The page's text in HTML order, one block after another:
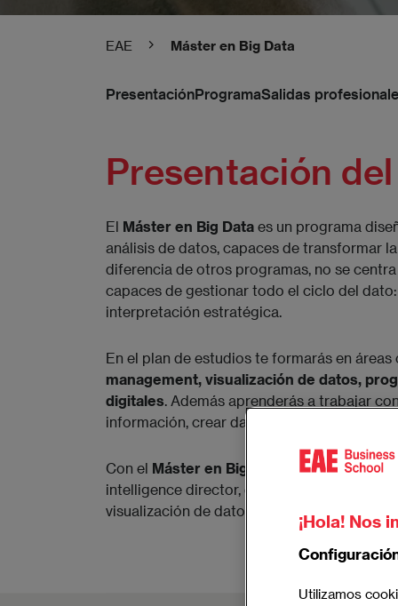
EAE Máster en Big Data
PresentaciónProgramaSalidas
Presentación
El Máster en Big Data es un programa
análisis de datos, capaces de transformar
diferencia de otros programas, no se
capaces de gestionar todo el ciclo del
interpretación estratégica.
En el plan de estudios te formarás en áreas
management, visualización de datos,
digitales. Además aprenderás a trabajar
información, crear dashboards y detectar
Con el Máster en Big Data
podrás acceder
intelligence director, data science manager,
visualización de datos.
¡Hola! Nos
Utilizamos